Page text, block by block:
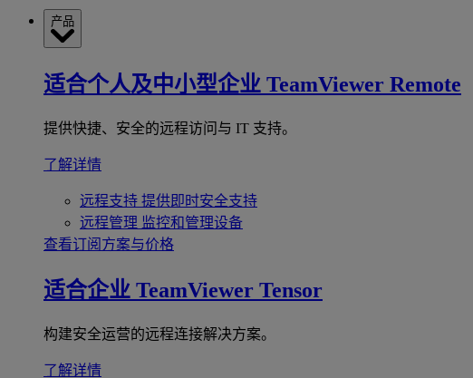
产品
适合个人及中小型企业 TeamViewer Remote
提供快捷、安全的远程访问与 IT 支持。
了解详情
远程支持 提供即时安全支持
远程管理 监控和管理设备
查看订阅方案与价格
适合企业 TeamViewer Tensor
构建安全运营的远程连接解决方案。
了解详情